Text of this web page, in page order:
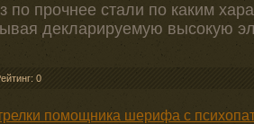
по прочнее стали по каким
декларируемую высокую
0
помощника шерифа с